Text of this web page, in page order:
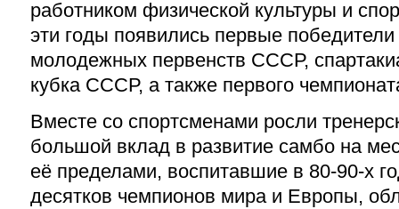
работником физической культуры и
эти годы появились первые
молодежных первенств СССР,
кубка СССР, а также первого
Вместе со спортсменами росли
большой вклад в развитие самбо на
её пределами, воспитавшие в 80-90-х
десятков чемпионов мира и Европы,